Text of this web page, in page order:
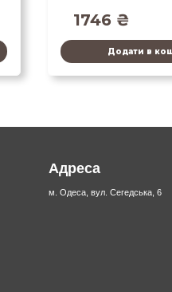
1746 ₴
Додати в
Адреса
м. Одеса, вул. Сегедська, 6